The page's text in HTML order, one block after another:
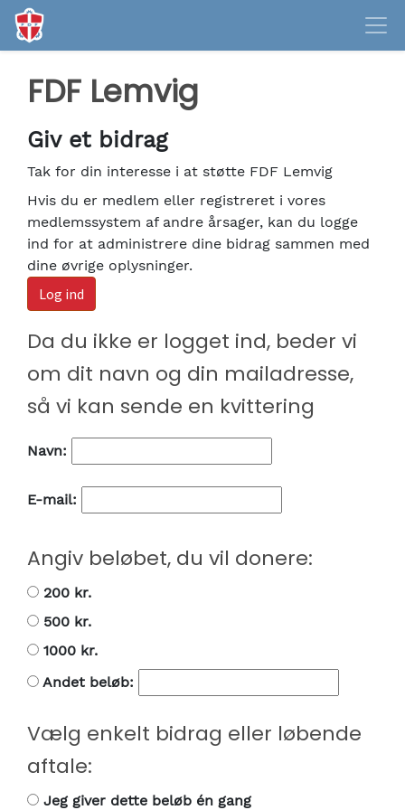
FDF Lemvig
Giv et bidrag
Tak for din interesse i at støtte FDF Lemvig
Hvis du er medlem eller registreret i vores
medlemssystem af andre årsager, kan du logge
ind for at administrere dine bidrag sammen med
dine øvrige oplysninger.
Log ind
Da du ikke er logget ind, beder vi
om dit navn og din mailadresse,
så vi kan sende en kvittering
Navn:
E-mail:
Angiv beløbet, du vil donere:
200 kr.
500 kr.
1000 kr.
Andet beløb:
Vælg enkelt bidrag eller løbende
aftale:
Jeg giver dette beløb én gang